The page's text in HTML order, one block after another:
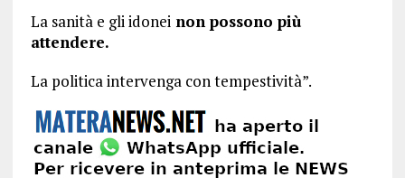
La sanità e gli idoneinon possono più
attendere.
La politica intervenga con tempestività”.